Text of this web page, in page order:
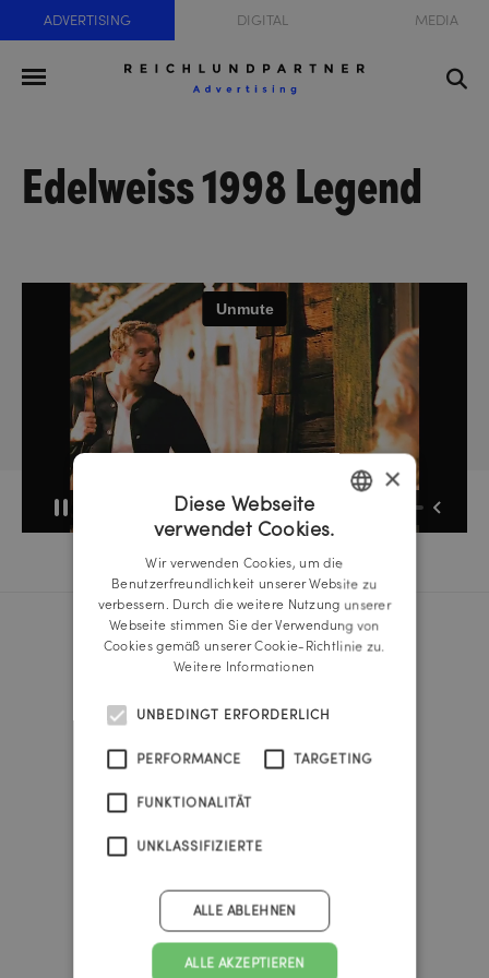
ADVERTISING DIGITAL MEDIA
Edelweiss 1998 Legend
Reichl und Partner Linz
A-4020 Linz
Tel.:+43 732 666 222
linz@reichlundpartner.at
Reichl und Partner Wien
Franz-Josefs-Kai 47
vienna@reichlundpartner.at
Reichl und Partner Graz
GERMAN
×
Diese Webseite
verwendet Cookies.
Wir verwenden Cookies, um die
Benutzerfreundlichkeit unserer Website zu
verbessern. Durch die weitere Nutzung unserer
Webseite stimmen Sie der Verwendung von
Cookies gemäß unserer Cookie-Richtlinie zu.
Weitere Informationen
UNBEDINGT ERFORDERLICH
PERFORMANCE TARGETING
FUNKTIONALITÄT
UNKLASSIFIZIERTE
ALLE AKZEPTIEREN
ALLE ABLEHNEN